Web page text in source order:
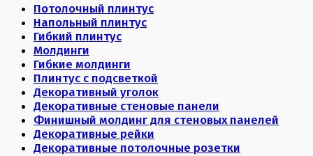
Потолочный плинтус
Напольный плинтус
Гибкий плинтус
Молдинги
Гибкие молдинги
Плинтус с подсветкой
Декоративный уголок
Декоративные стеновые панели
Финишный молдинг для стеновых панелей
Декоративные рейки
Декоративные потолочные розетки